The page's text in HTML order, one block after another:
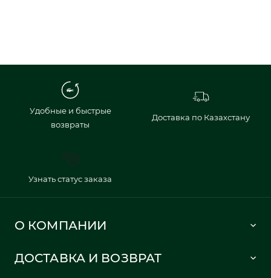
Удобные и быстрые
возвраты
Доставка по Казахстану
Узнать статус заказа
О КОМПАНИИ
Политика в отношении обработки персональных данных
ДОСТАВКА И ВОЗВРАТ